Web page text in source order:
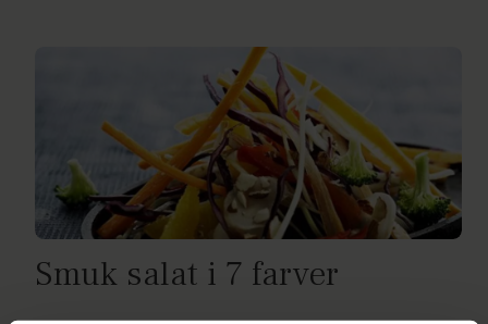
Smuk salat i 7 farver